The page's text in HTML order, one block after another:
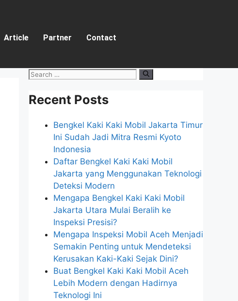
Article Partner Contact
Recent Posts
Bengkel Kaki Kaki Mobil Jakarta Timur
Ini Sudah Jadi Mitra Resmi Kyoto
Indonesia
Daftar Bengkel Kaki Kaki Mobil
Jakarta yang Menggunakan Teknologi
Deteksi Modern
Mengapa Bengkel Kaki Kaki Mobil
Jakarta Utara Mulai Beralih ke
Inspeksi Presisi?
Mengapa Inspeksi Mobil Aceh Menjadi
Semakin Penting untuk Mendeteksi
Kerusakan Kaki-Kaki Sejak Dini?
Buat Bengkel Kaki Kaki Mobil Aceh
Lebih Modern dengan Hadirnya
Teknologi Ini